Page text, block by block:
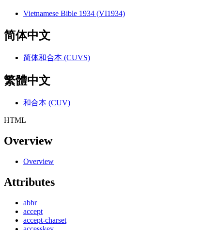
Vietnamese Bible 1934 (VI1934)
简体中文
简体和合本 (CUVS)
繁體中文
和合本 (CUV)
HTML
Overview
Overview
Attributes
abbr
accept
accept-charset